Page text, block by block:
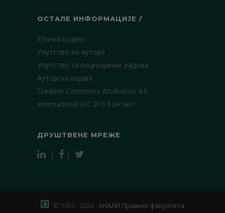
ОСТАЛЕ ИНФОРМАЦИЈЕ /
Етички кодекс
Упутство за ауторе
Упутство за подношење радова
Ауторска изјава
Creative Commons Attribution 4.0
International (CC BY) Контакт
ДРУШТВЕНЕ МРЕЖЕ
| |
© 1953 - 2026 · АНАЛИ Правног факултета